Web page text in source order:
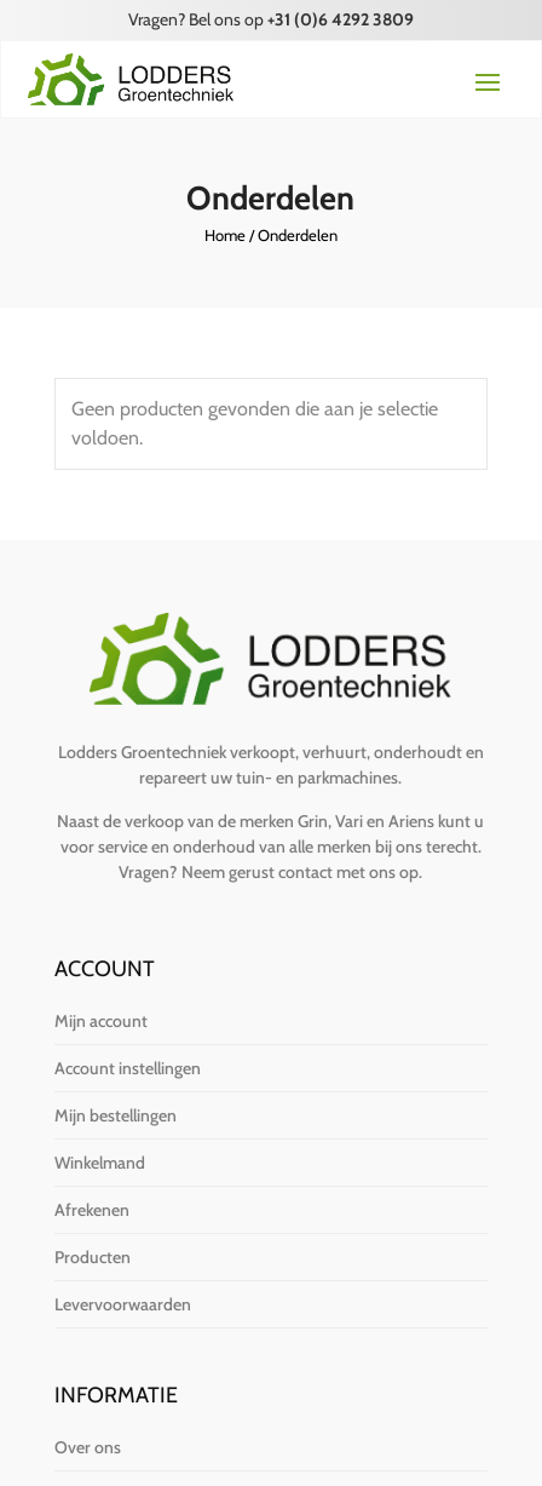
Vragen? Bel ons op+31 (0)6 4292 3809
Onderdelen
Home/ Onderdelen
Geen producten gevonden die aan je selectie
voldoen.
Lodders Groentechniek verkoopt, verhuurt, onderhoudt en
repareert uw tuin- en parkmachines.
Naast de verkoop van de merken Grin, Vari en Ariens kunt u
voor service en onderhoud van alle merken bij ons terecht.
Vragen? Neem gerust contact met ons op.
ACCOUNT
Mijn account
Account instellingen
Mijn bestellingen
Winkelmand
Afrekenen
Producten
Levervoorwaarden
INFORMATIE
Over ons